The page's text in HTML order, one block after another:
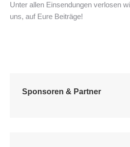
Unter allen Einsendungen verlosen
uns, auf Eure Beiträge!
Sponsoren & Partner